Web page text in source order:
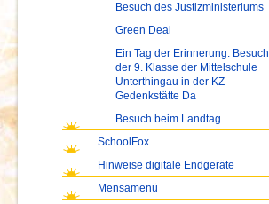
Besuch des Justizministeriums
Green Deal
Ein Tag der Erinnerung: Besuch
der 9. Klasse der Mittelschule
Unterthingau in der KZ-
Gedenkstätte Da
Besuch beim Landtag
SchoolFox
Hinweise digitale Endgeräte
Mensamenü